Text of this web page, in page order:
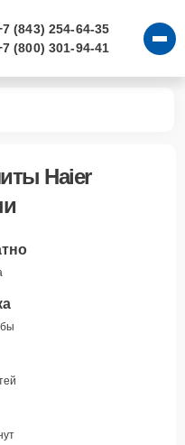
(843) 254-64-35
(800) 301-94-41
Haier